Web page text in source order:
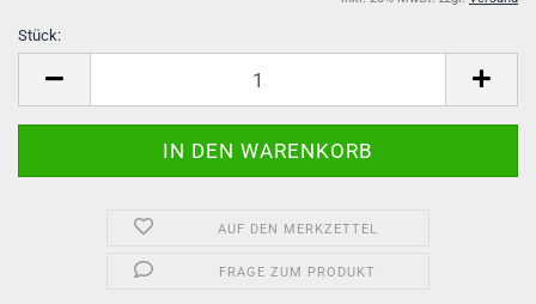
Stück:
AUF DEN MERKZETTEL
FRAGE ZUM PRODUKT